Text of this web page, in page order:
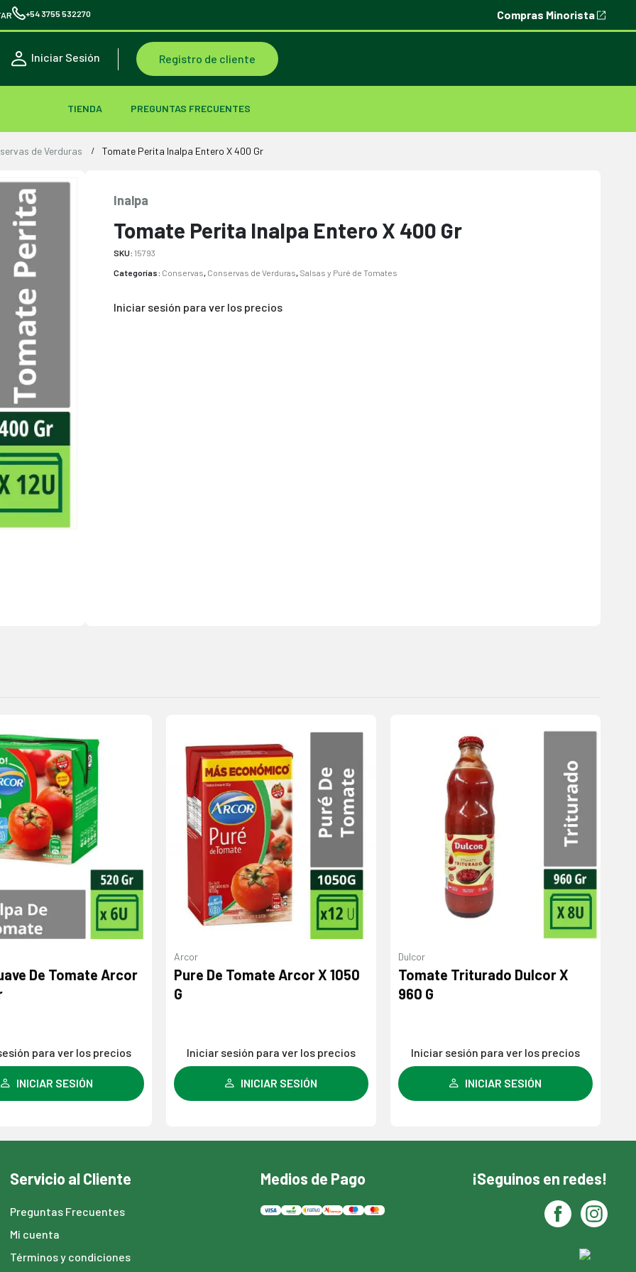
+54 3755 532270 Compras Minorista
Iniciar Sesión Registro de cliente
TIENDA PREGUNTAS FRECUENTES
de Verduras Tomate Perita Inalpa Entero X 400 Gr
Inalpa
Tomate Perita Inalpa Entero X 400 Gr
SKU: 15793
Categorías: Conservas, Conservas de Verduras, Salsas y Puré de Tomates
Iniciar sesión para ver los precios
Tomate Arcor X 1050
para ver los precios
INICIAR SESIÓN
lista de
deseos
Dulcor
Tomate Triturado Dulcor X
960 G
Iniciar sesión para ver los precios
INICIAR SESIÓN
Agregar
lista de
deseos
Gallardo
Tomate Triturado Gallardo X
950 G
Iniciar sesión para ver los precios
INICIAR SESIÓN
Servicio al Cliente
Preguntas Frecuentes
Mi cuenta
Términos y condiciones
Medios de Pago ¡Seguinos en redes!